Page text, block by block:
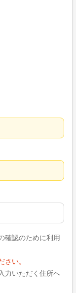
確認のために利用
い。
力いただく住所へ